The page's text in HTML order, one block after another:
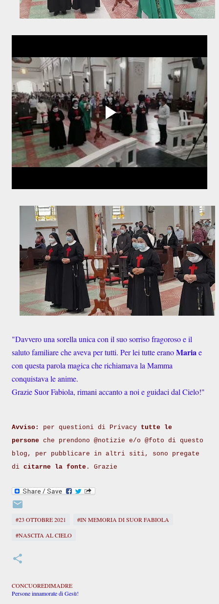
"Davvero una sorella unica con il suo sorriso fragoroso e il
saluto familiare che aveva per tutti. Per lei tutte eranoMariae
con questa parola magica che richiamava la Mamma
conquistava le anime.
Grazie Suor Fabiola, rimani accanto a noi e guidaci dal Cielo!"
Avviso: per questioni di Privacy tutte le
persone che prendono @notizie e/o @foto di questo
blog, per pubblicare in altri siti, sono pregate
di citarne la fonte . Grazie
#23 OTTOBRE 2021
#IN MEMORIA DI SUOR FABIOLA
#NASCITA AL CIELO
CONCUOREDIMADRE
Persone innamorate di Gesù!